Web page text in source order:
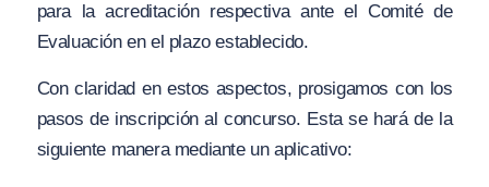
para la acreditación respectiva ante el Comité de
Evaluación en el plazo establecido.
Con claridad en estos aspectos, prosigamos con los
pasos de inscripción al concurso. Esta se hará de la
siguiente manera mediante un aplicativo: